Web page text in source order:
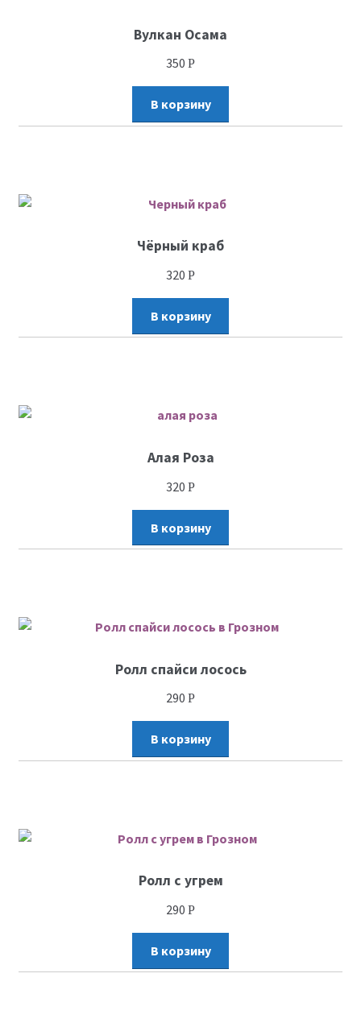
Вулкан Осама
350 Р
В корзину
Чёрный краб
320 Р
В корзину
Алая Роза
320 Р
В корзину
Ролл спайси лосось
290 Р
В корзину
Ролл с угрем
290 Р
В корзину